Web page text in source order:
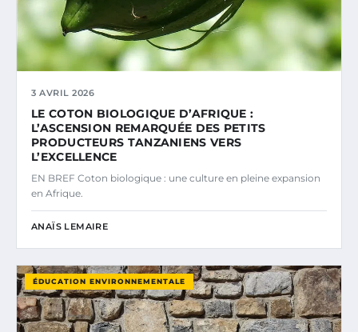
3 AVRIL 2026
LE COTON BIOLOGIQUE D’AFRIQUE :
L’ASCENSION REMARQUÉE DES PETITS
PRODUCTEURS TANZANIENS VERS
L’EXCELLENCE
EN BREF Coton biologique : une culture en pleine expansion
en Afrique.
ANAÏS LEMAIRE
ÉDUCATION ENVIRONNEMENTALE